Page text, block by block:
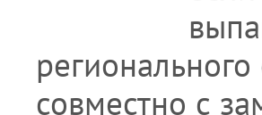
совместно с